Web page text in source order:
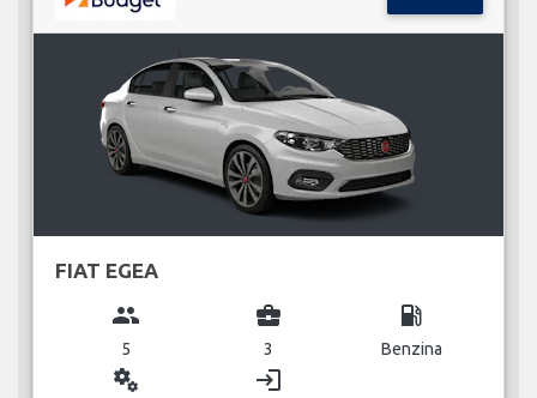
FIAT EGEA
group
5
business_center
3
local_gas_station
Benzina
miscellaneous_services login